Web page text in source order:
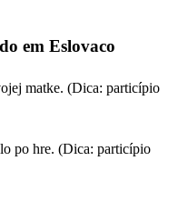
em Eslovaco
matke. (Dica: particípio
po hre. (Dica: particípio